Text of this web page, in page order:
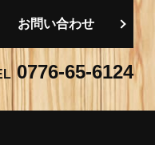
お問い合わせ
0776-65-6124